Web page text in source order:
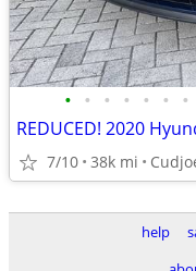
• • • • • • •
7/10 38k mi
help